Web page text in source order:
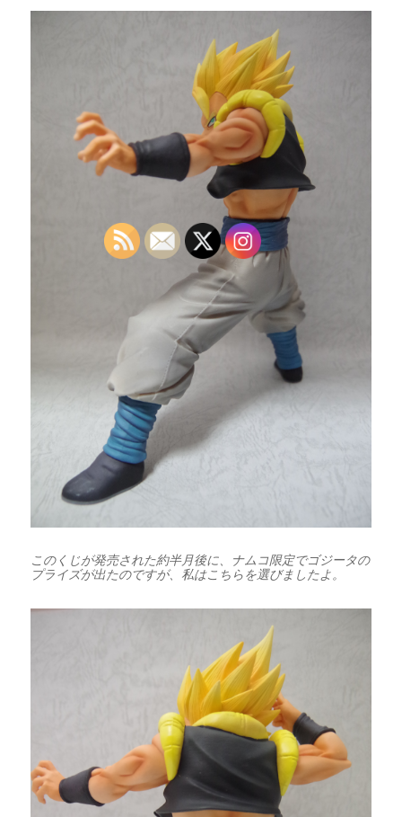
このくじが発売された約半月後に、ナムコ限定でゴジータの
プライズが出たのですが、私はこちらを選びましたよ。